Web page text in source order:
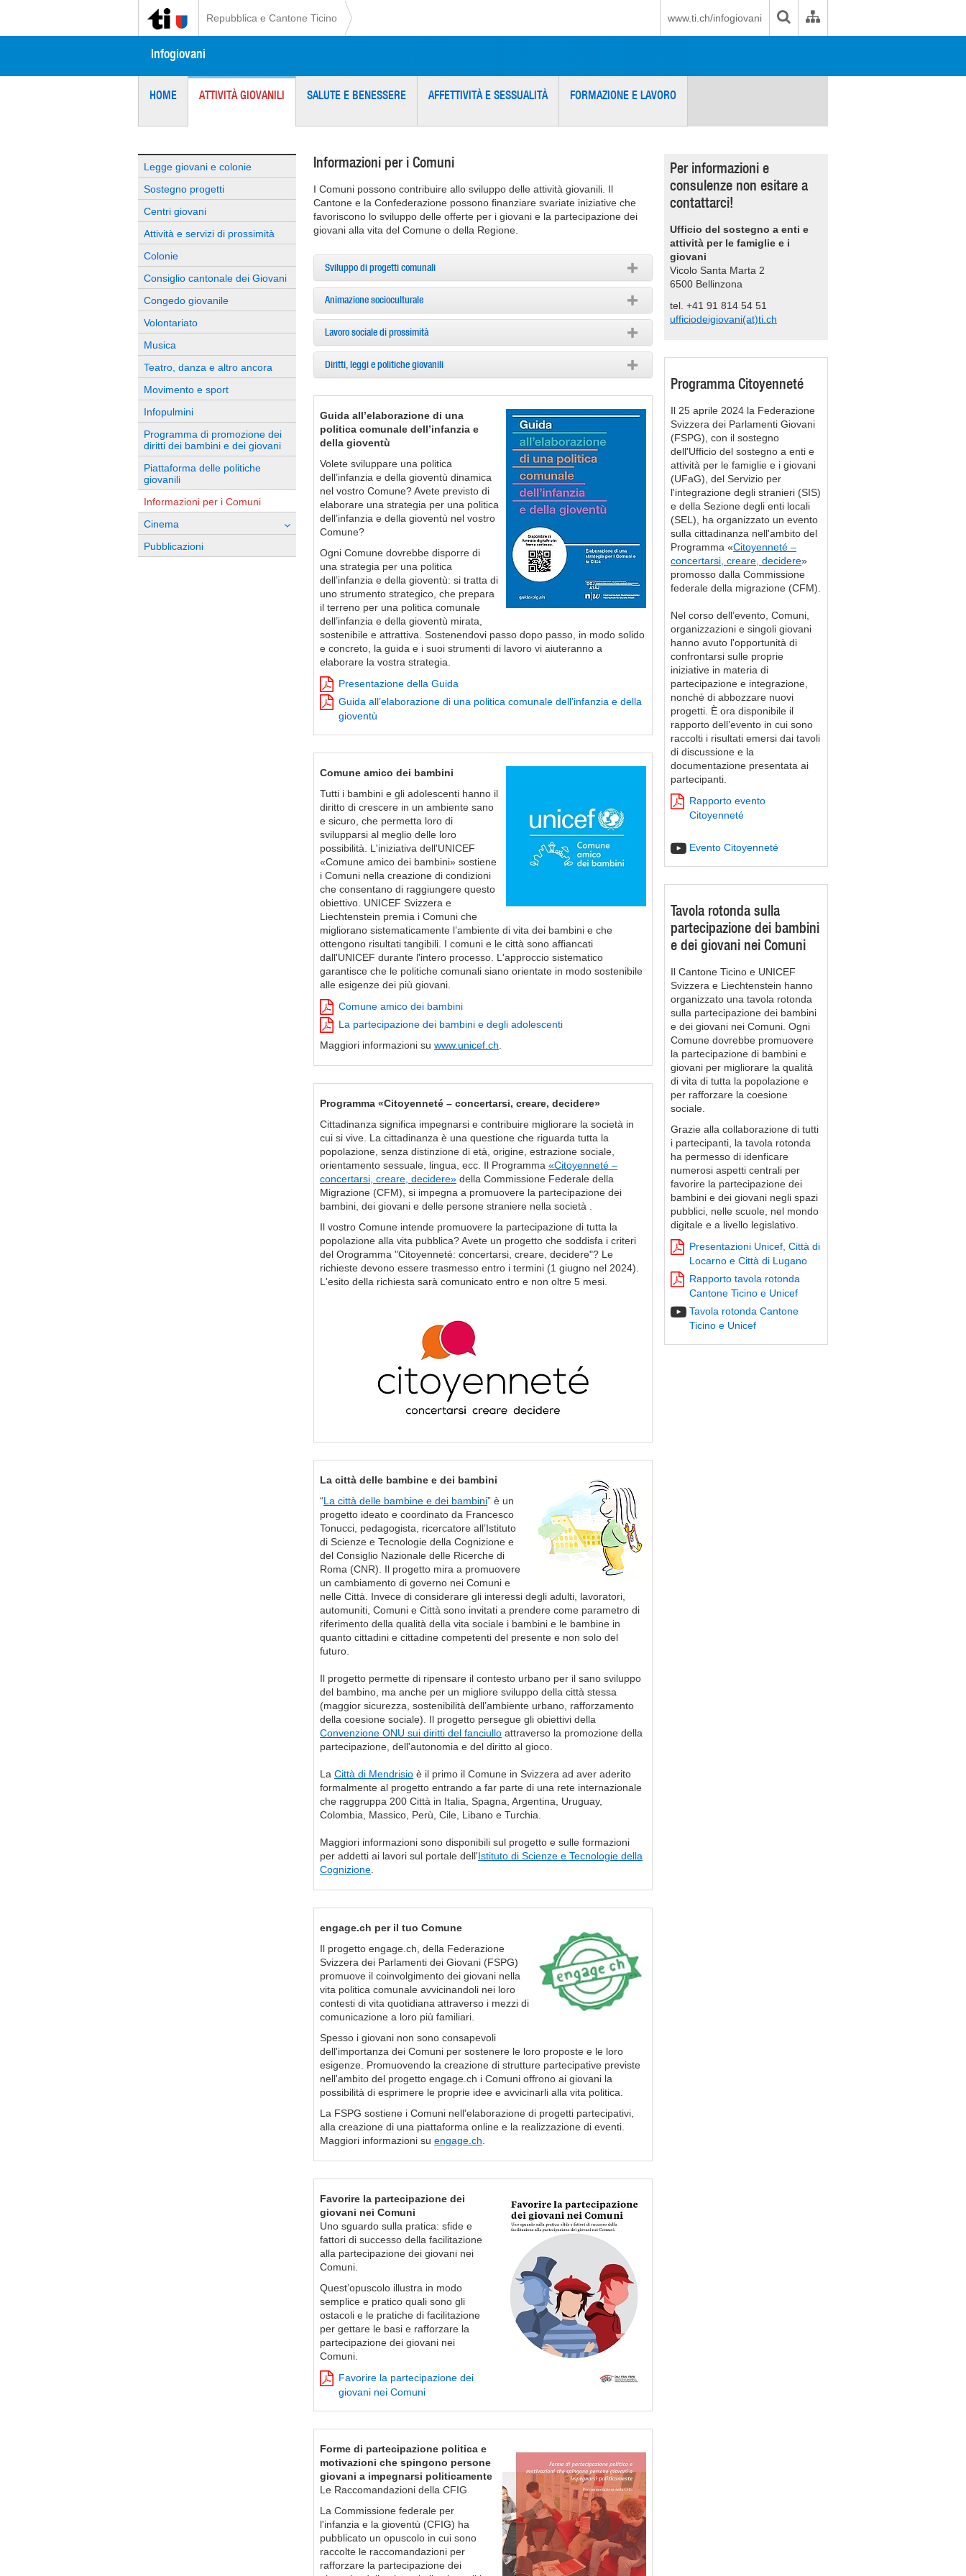
Repubblica e Cantone Ticino www.ti.ch/infogiovani
Infogiovani
HOME ATTIVITÀ GIOVANILI SALUTE E BENESSERE AFFETTIVITÀ E SESSUALITÀ FORMAZIONE E LAVORO
Legge giovani e colonie
Sostegno progetti
Centri giovani
Attività e servizi di prossimità
Colonie
Consiglio cantonale dei Giovani
Congedo giovanile
Volontariato
Musica
Teatro, danza e altro ancora
Movimento e sport
Infopulmini
Programma di promozione dei
diritti dei bambini e dei giovani
Piattaforma delle politiche
giovanili
Informazioni per i Comuni
Cinema
Pubblicazioni
Informazioni per i Comuni
I Comuni possono contribuire allo sviluppo delle attività giovanili. Il
Cantone e la Confederazione possono finanziare svariate iniziative che
favoriscono lo sviluppo delle offerte per i giovani e la partecipazione dei
giovani alla vita del Comune o della Regione.
Sviluppo di progetti comunali
Animazione socioculturale
Lavoro sociale di prossimità
Diritti, leggi e politiche giovanili
Guida all’elaborazione di una
politica comunale dell’infanzia e
della gioventù
Volete sviluppare una politica
dell’infanzia e della gioventù dinamica
nel vostro Comune? Avete previsto di
elaborare una strategia per una politica
dell’infanzia e della gioventù nel vostro
Comune?
Ogni Comune dovrebbe disporre di
una strategia per una politica
dell’infanzia e della gioventù: si tratta di
uno strumento strategico, che prepara
il terreno per una politica comunale
dell’infanzia e della gioventù mirata,
sostenibile e attrattiva. Sostenendovi passo dopo passo, in modo solido
e concreto, la guida e i suoi strumenti di lavoro vi aiuteranno a
elaborare la vostra strategia.
Presentazione della Guida
Guida all’elaborazione di una politica comunale dell’infanzia e della
gioventù
Comune amico dei bambini
Tutti i bambini e gli adolescenti hanno il
diritto di crescere in un ambiente sano
e sicuro, che permetta loro di
svilupparsi al meglio delle loro
possibilità. L'iniziativa dell'UNICEF
«Comune amico dei bambini» sostiene
i Comuni nella creazione di condizioni
che consentano di raggiungere questo
obiettivo. UNICEF Svizzera e
Liechtenstein premia i Comuni che
migliorano sistematicamente l’ambiente di vita dei bambini e che
ottengono risultati tangibili. I comuni e le città sono affiancati
dall'UNICEF durante l'intero processo. L'approccio sistematico
garantisce che le politiche comunali siano orientate in modo sostenibile
alle esigenze dei più giovani.
Comune amico dei bambini
La partecipazione dei bambini e degli adolescenti
Maggiori informazioni su www.unicef.ch
Programma «Citoyenneté – concertarsi, creare, decidere»
Cittadinanza significa impegnarsi e contribuire migliorare la società in
cui si vive. La cittadinanza è una questione che riguarda tutta la
popolazione, senza distinzione di età, origine, estrazione sociale,
orientamento sessuale, lingua, ecc. Il Programma «Citoyenneté –
concertarsi, creare, decidere» della Commissione Federale della
Migrazione (CFM), si impegna a promuovere la partecipazione dei
bambini, dei giovani e delle persone straniere nella società .
Il vostro Comune intende promuovere la partecipazione di tutta la
popolazione alla vita pubblica? Avete un progetto che soddisfa i criteri
del Orogramma "Citoyenneté: concertarsi, creare, decidere"? Le
richieste devono essere trasmesso entro i termini (1 giugno nel 2024).
L'esito della richiesta sarà comunicato entro e non oltre 5 mesi.
La città delle bambine e dei bambini
“La città delle bambine e dei bambini” è un
progetto ideato e coordinato da Francesco
Tonucci, pedagogista, ricercatore all’Istituto
di Scienze e Tecnologie della Cognizione e
del Consiglio Nazionale delle Ricerche di
Roma (CNR). Il progetto mira a promuovere
un cambiamento di governo nei Comuni e
nelle Città. Invece di considerare gli interessi degli adulti, lavoratori,
automuniti, Comuni e Città sono invitati a prendere come parametro di
riferimento della qualità della vita sociale i bambini e le bambine in
quanto cittadini e cittadine competenti del presente e non solo del
futuro.
Il progetto permette di ripensare il contesto urbano per il sano sviluppo
del bambino, ma anche per un migliore sviluppo della città stessa
(maggior sicurezza, sostenibilità dell’ambiente urbano, rafforzamento
della coesione sociale). Il progetto persegue gli obiettivi della
Convenzione ONU sui diritti del fanciullo attraverso la promozione della
partecipazione, dell'autonomia e del diritto al gioco.
La Città di Mendrisio è il primo il Comune in Svizzera ad aver aderito
formalmente al progetto entrando a far parte di una rete internazionale
che raggruppa 200 Città in Italia, Spagna, Argentina, Uruguay,
Colombia, Massico, Perù, Cile, Libano e Turchia.
Maggiori informazioni sono disponibili sul progetto e sulle formazioni
per addetti ai lavori sul portale dell'Istituto di Scienze e Tecnologie della
Cognizione
engage.ch per il tuo Comune
Il progetto engage.ch, della Federazione
Svizzera dei Parlamenti dei Giovani (FSPG)
promuove il coinvolgimento dei giovani nella
vita politica comunale avvicinandoli nei loro
contesti di vita quotidiana attraverso i mezzi di
comunicazione a loro più familiari.
Spesso i giovani non sono consapevoli
dell'importanza dei Comuni per sostenere le loro proposte e le loro
esigenze. Promuovendo la creazione di strutture partecipative previste
nell'ambito del progetto engage.ch i Comuni offrono ai giovani la
possibilità di esprimere le proprie idee e avvicinarli alla vita politica.
La FSPG sostiene i Comuni nell'elaborazione di progetti partecipativi,
alla creazione di una piattaforma online e la realizzazione di eventi.
Maggiori informazioni su engage.ch
Favorire la partecipazione dei
giovani nei Comuni
Uno sguardo sulla pratica: sfide e
fattori di successo della facilitazione
alla partecipazione dei giovani nei
Comuni.
Quest’opuscolo illustra in modo
semplice e pratico quali sono gli
ostacoli e le pratiche di facilitazione
per gettare le basi e rafforzare la
partecipazione dei giovani nei
Comuni.
Favorire la partecipazione dei
giovani nei Comuni
Forme di partecipazione politica e
motivazioni che spingono persone
giovani a impegnarsi politicamente
Le Raccomandazioni della CFIG
La Commissione federale per
l'infanzia e la gioventù (CFIG) ha
pubblicato un opuscolo in cui sono
raccolte le raccomandazioni per
rafforzare la partecipazione dei
Per informazioni e
consulenze non esitare a
contattarci!
Ufficio del sostegno a enti e
attività per le famiglie e i
giovani
Vicolo Santa Marta 2
6500 Bellinzona
tel. +41 91 814 54 51
ufficiodeigiovani(at)ti.ch
Programma Citoyenneté
Il 25 aprile 2024 la Federazione
Svizzera dei Parlamenti Giovani
(FSPG), con il sostegno
dell'Ufficio del sostegno a enti e
attività per le famiglie e i giovani
(UFaG), del Servizio per
l'integrazione degli stranieri (SIS)
e della Sezione degli enti locali
(SEL), ha organizzato un evento
sulla cittadinanza nell'ambito del
Programma «Citoyenneté –
concertarsi, creare, decidere»
promosso dalla Commissione
federale della migrazione (CFM).
Nel corso dell’evento, Comuni,
organizzazioni e singoli giovani
hanno avuto l'opportunità di
confrontarsi sulle proprie
iniziative in materia di
partecipazione e integrazione,
nonché di abbozzare nuovi
progetti. È ora disponibile il
rapporto dell’evento in cui sono
raccolti i risultati emersi dai tavoli
di discussione e la
documentazione presentata ai
partecipanti.
Rapporto evento
Citoyenneté
Evento Citoyenneté
Tavola rotonda sulla
partecipazione dei bambini
e dei giovani nei Comuni
Il Cantone Ticino e UNICEF
Svizzera e Liechtenstein hanno
organizzato una tavola rotonda
sulla partecipazione dei bambini
e dei giovani nei Comuni. Ogni
Comune dovrebbe promuovere
la partecipazione di bambini e
giovani per migliorare la qualità
di vita di tutta la popolazione e
per rafforzare la coesione
sociale.
Grazie alla collaborazione di tutti
i partecipanti, la tavola rotonda
ha permesso di idenficare
numerosi aspetti centrali per
favorire la partecipazione dei
bambini e dei giovani negli spazi
pubblici, nelle scuole, nel mondo
digitale e a livello legislativo.
Presentazioni Unicef, Città di
Locarno e Città di Lugano
Rapporto tavola rotonda
Cantone Ticino e Unicef
Tavola rotonda Cantone
Ticino e Unicef